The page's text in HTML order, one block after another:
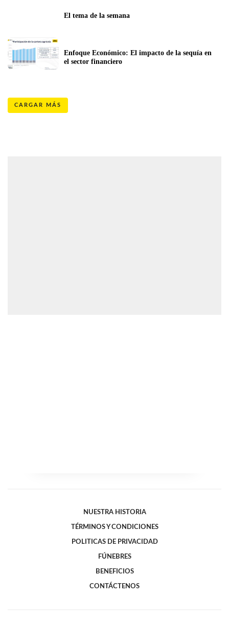
El tema de la semana
Enfoque Económico: El impacto de la sequía en
el sector financiero
CARGAR MÁS
NUESTRA HISTORIA
TÉRMINOS Y CONDICIONES
POLITICAS DE PRIVACIDAD
FÚNEBRES
BENEFICIOS
CONTÁCTENOS